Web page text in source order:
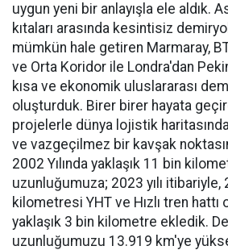
uygun yeni bir anlayışla ele aldık.
kıtaları arasında kesintisiz
mümkün hale getiren Marmaray,
ve Orta Koridor ile Londra'dan
kısa ve ekonomik uluslararası
oluşturduk. Birer birer hayata
projelerle dünya lojistik
ve vazgeçilmez bir kavşak
2002 Yılında yaklaşık 11 bin
uzunluğumuza; 2023 yılı itibariyle,
kilometresi YHT ve Hızlı tren hattı
yaklaşık 3 bin kilometre ekledik.
uzunluğumuzu 13.919 km'ye